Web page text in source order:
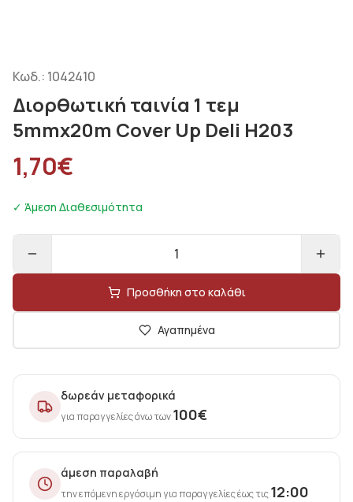
Κωδ.: 1042410
Διορθωτική ταινία 1 τεμ
5mmx20m Cover Up Deli H203
1,70€
✓ Άμεση Διαθεσιμότητα
1
Προσθήκη στο καλάθι
Αγαπημένα
δωρεάν μεταφορικά
για παραγγελίες άνω των100€
άμεση παραλαβή
την επόμενη εργάσιμη για παραγγελίες έως τις12:00